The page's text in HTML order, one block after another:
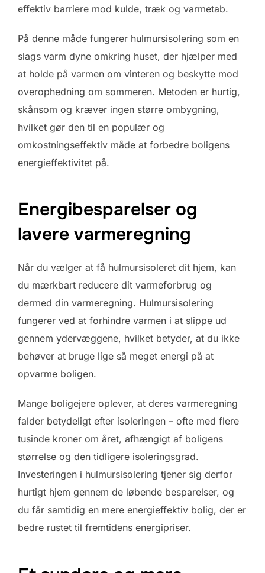
effektiv barriere mod kulde, træk og varmetab.
På denne måde fungerer hulmursisolering som en
slags varm dyne omkring huset, der hjælper med
at holde på varmen om vinteren og beskytte mod
overophedning om sommeren. Metoden er hurtig,
skånsom og kræver ingen større ombygning,
hvilket gør den til en populær og
omkostningseffektiv måde at forbedre boligens
energieffektivitet på.
Energibesparelser og
lavere varmeregning
Når du vælger at få hulmursisoleret dit hjem, kan
du mærkbart reducere dit varmeforbrug og
dermed din varmeregning. Hulmursisolering
fungerer ved at forhindre varmen i at slippe ud
gennem ydervæggene, hvilket betyder, at du ikke
behøver at bruge lige så meget energi på at
opvarme boligen.
Mange boligejere oplever, at deres varmeregning
falder betydeligt efter isoleringen – ofte med flere
tusinde kroner om året, afhængigt af boligens
størrelse og den tidligere isoleringsgrad.
Investeringen i hulmursisolering tjener sig derfor
hurtigt hjem gennem de løbende besparelser, og
du får samtidig en mere energieffektiv bolig, der er
bedre rustet til fremtidens energipriser.